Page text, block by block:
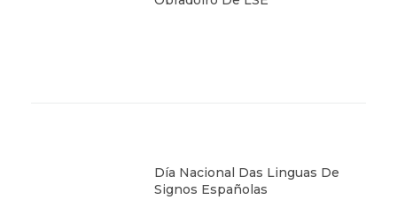
Día Nacional Das Linguas De
Signos Españolas